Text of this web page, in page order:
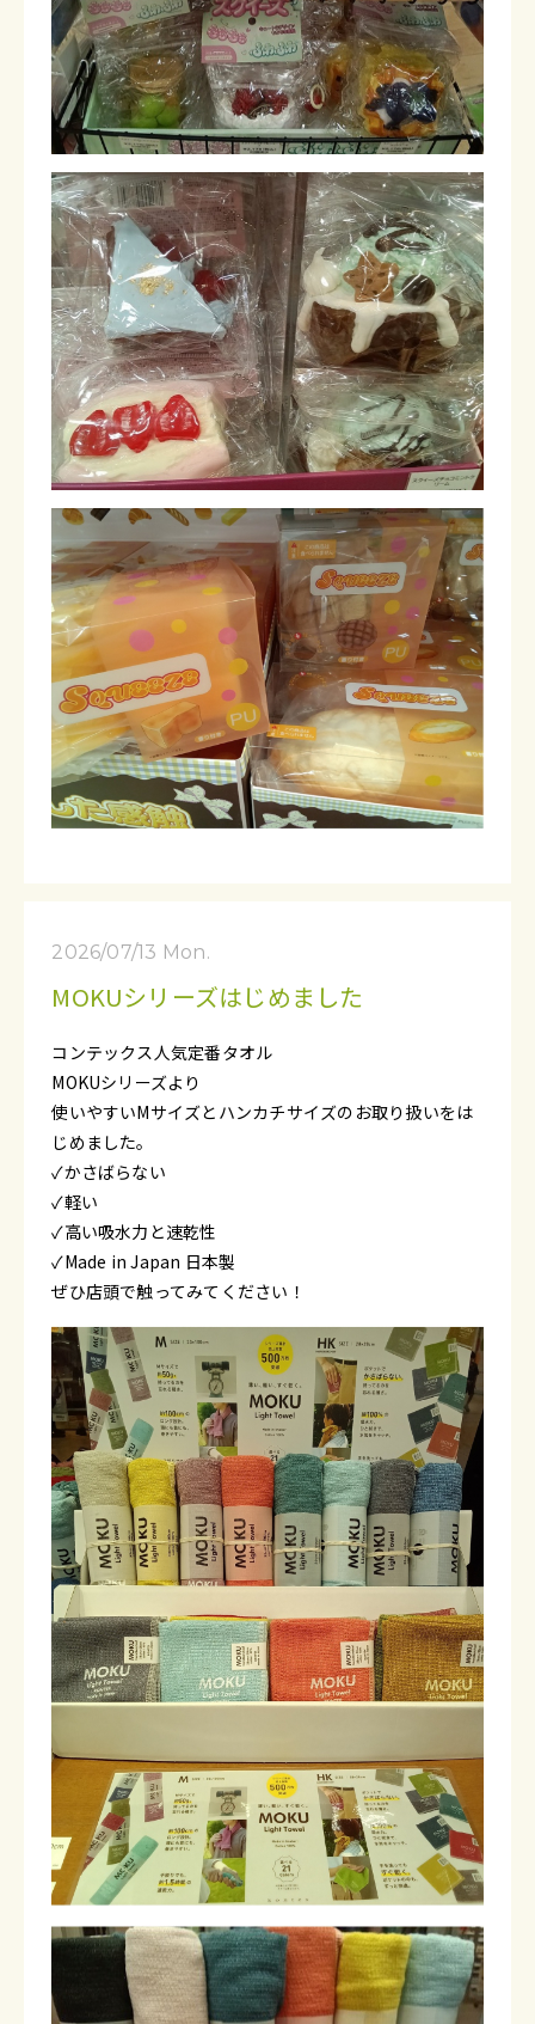
2026/07/13 Mon.
MOKUシリーズはじめました
コンテックス人気定番タオル
MOKUシリーズより
使いやすいMサイズとハンカチサイズのお取り扱いをは
じめました。
✓かさばらない
✓軽い
✓高い吸水力と速乾性
✓Made in Japan 日本製
ぜひ店頭で触ってみてください！